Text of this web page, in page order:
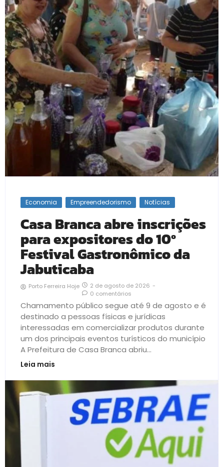
Economia Empreendedorismo Notícias
Casa Branca abre inscrições
para expositores do 10º
Festival Gastronômico da
Jabuticaba
Porto Ferreira Hoje 2 de agosto de 2026 -
0 comentários
Chamamento público segue até 9 de agosto e é
destinado a pessoas físicas e jurídicas
interessadas em comercializar produtos durante
um dos principais eventos turísticos do município
A Prefeitura de Casa Branca abriu...
Leia mais